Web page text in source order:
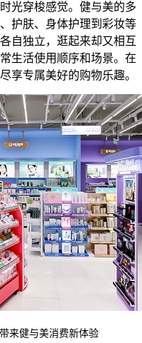
光穿梭感觉。健与美的多
护肤、身体护理到彩妆等
自独立，逛起来却又相互
生活使用顺序和场景。在
享专属美好的购物乐趣。
来健与美消费新体验